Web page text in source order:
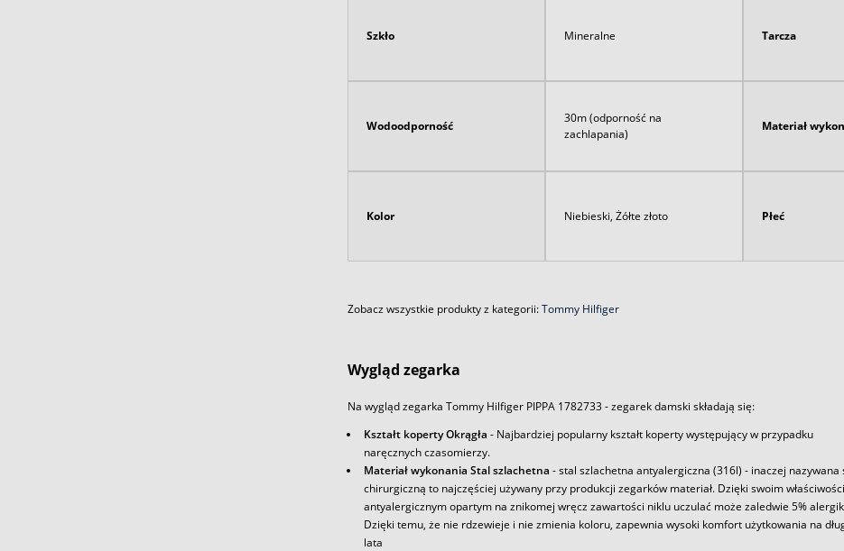
Szkło Mineralne Tarcza
Wodoodporność
30m (odporność na
zachlapania)
Materiał
Kolor Niebieski, Żółte złoto Płeć
Zobacz wszystkie produkty z kategorii:Tommy Hilfiger
Wygląd zegarka
Na wygląd zegarka Tommy Hilfiger PIPPA 1782733 - zegarek damski składają się:
Kształt koperty Okrągła - Najbardziej popularny kształt koperty występujący w przypadku
naręcznych czasomierzy.
Materiał wykonania Stal szlachetna - stal szlachetna antyalergiczna (316l) - inaczej nazywana
chirurgiczną to najczęściej używany przy produkcji zegarków materiał. Dzięki swoim
antyalergicznym opartym na znikomej wręcz zawartości niklu uczulać może zaledwie 5%
Dzięki temu, że nie rdzewieje i nie zmienia koloru, zapewnia wysoki komfort użytkowania na
lata